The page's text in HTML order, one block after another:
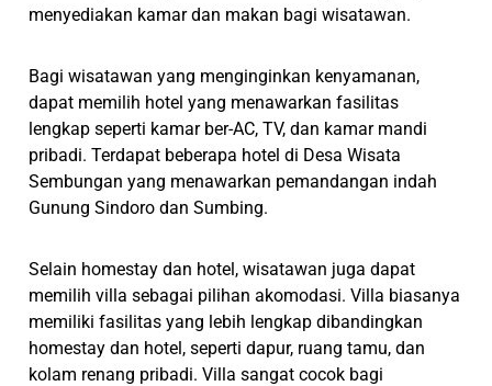
menyediakan kamar dan makan bagi wisatawan.
Bagi wisatawan yang menginginkan kenyamanan,
dapat memilih hotel yang menawarkan fasilitas
lengkap seperti kamar ber-AC, TV, dan kamar mandi
pribadi. Terdapat beberapa hotel di Desa Wisata
Sembungan yang menawarkan pemandangan indah
Gunung Sindoro dan Sumbing.
Selain homestay dan hotel, wisatawan juga dapat
memilih villa sebagai pilihan akomodasi. Villa biasanya
memiliki fasilitas yang lebih lengkap dibandingkan
homestay dan hotel, seperti dapur, ruang tamu, dan
kolam renang pribadi. Villa sangat cocok bagi